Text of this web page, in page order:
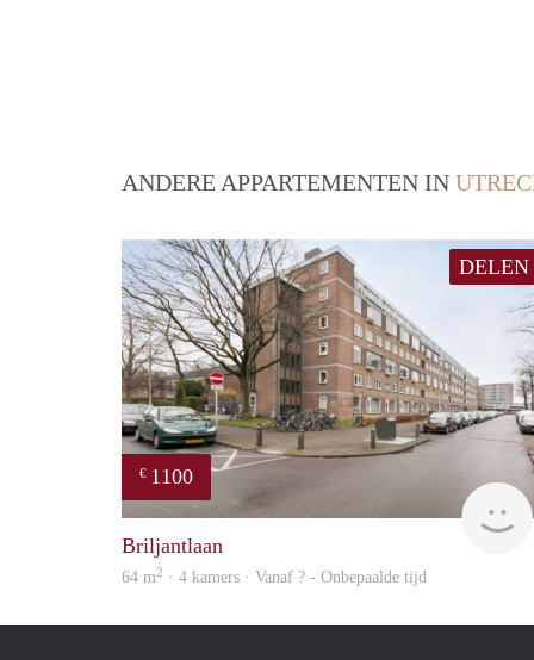
ANDERE APPARTEMENTEN IN
DELEN
€ 1100
Briljantlaan
64 m2 · 4 kamers · Vanaf ? - Onbepaalde tijd